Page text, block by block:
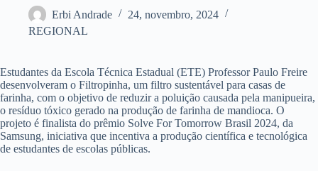
Erbi Andrade
24, novembro, 2024
REGIONAL
Estudantes da Escola Técnica Estadual (ETE) Professor Paulo Freire
desenvolveram o Filtropinha, um filtro sustentável para casas de
farinha, com o objetivo de reduzir a poluição causada pela manipueira,
o resíduo tóxico gerado na produção de farinha de mandioca. O
projeto é finalista do prêmio Solve For Tomorrow Brasil 2024, da
Samsung, iniciativa que incentiva a produção científica e tecnológica
de estudantes de escolas públicas.